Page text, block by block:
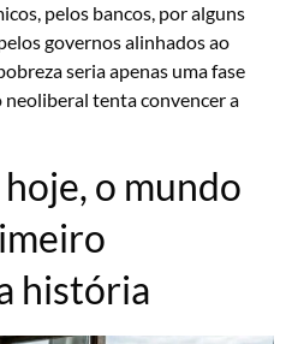
pelos bancos, por alguns
governos alinhados ao
seria apenas uma fase
neoliberal tenta convencer a
o mundo
história